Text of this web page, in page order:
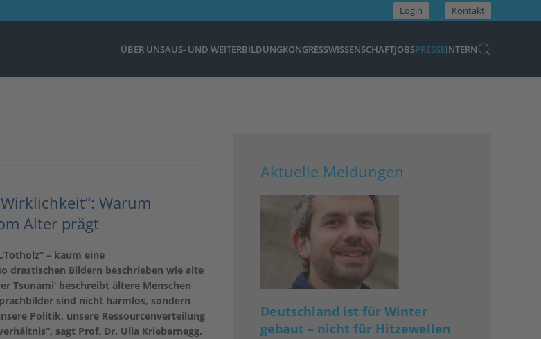
Login Kontakt
ÜBER UNSAUS- UND WEITERBILDUNGKONGRESSWISSENSCHAFTJOBSPRESSEINTERN
Warum
Alter prägt
– kaum eine
drastischen Bildern beschrieben wie alte
Tsunami‘ beschreibt ältere Menschen
sind nicht harmlos, sondern
Politik, unsere Ressourcenverteilung
sagt Prof. Dr. Ulla Kriebernegg.
Aktuelle Meldungen
Deutschland ist für Winter
gebaut – nicht für Hitzewellen